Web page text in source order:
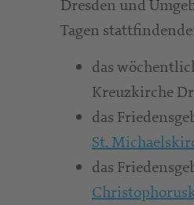
Dresden und
Tagen
das
Kreuzkirche
das
St.
das